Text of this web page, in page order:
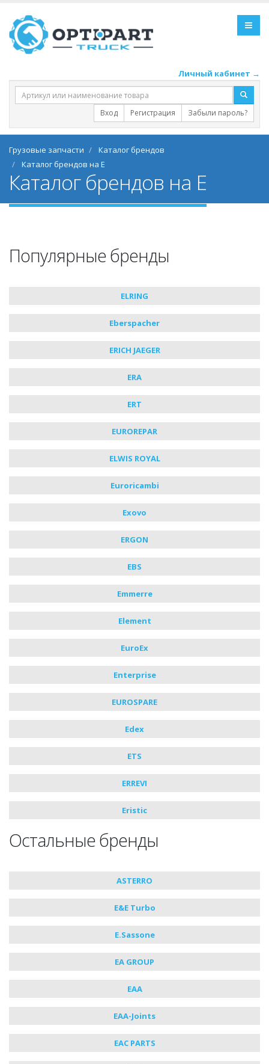
Личный кабинет →
Вход Регистрация Забыли пароль?
Грузовые запчасти
Каталог брендов
Каталог брендов на E
Каталог брендов на E
Популярные бренды
ELRING
Eberspacher
ERICH JAEGER
ERA
ERT
EUROREPAR
ELWIS ROYAL
Euroricambi
Exovo
ERGON
EBS
Emmerre
Element
EuroEx
Enterprise
EUROSPARE
Edex
ETS
ERREVI
Eristic
Остальные бренды
ASTERRO
E&E Turbo
E.Sassone
EA GROUP
EAA
EAA-Joints
EAC PARTS